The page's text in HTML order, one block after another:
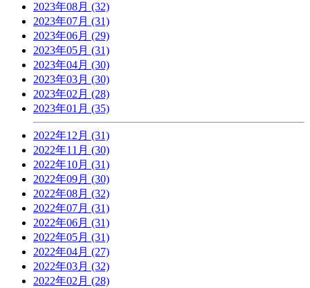
2023年08月 (32)
2023年07月 (31)
2023年06月 (29)
2023年05月 (31)
2023年04月 (30)
2023年03月 (30)
2023年02月 (28)
2023年01月 (35)
2022年12月 (31)
2022年11月 (30)
2022年10月 (31)
2022年09月 (30)
2022年08月 (32)
2022年07月 (31)
2022年06月 (31)
2022年05月 (31)
2022年04月 (27)
2022年03月 (32)
2022年02月 (28)